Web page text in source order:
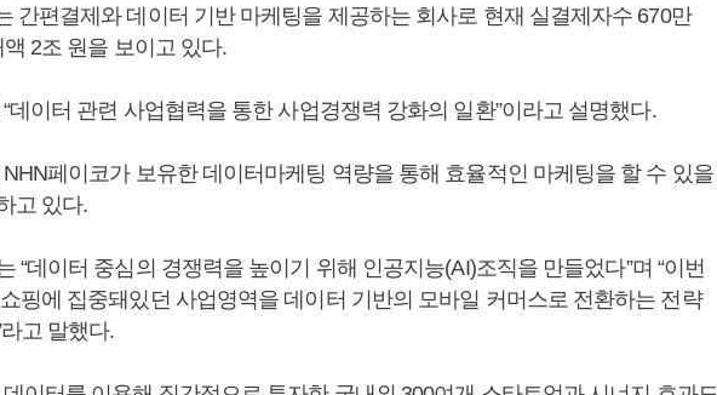
간편결제와 데이터 기반 마케팅을 제공하는 회사로 현재 실결제자수 670만
2조 원을 보이고 있다.
데이터 관련 사업협력을 통한 사업경쟁력 강화의 일환”이라고 설명했다.
페이코가 보유한 데이터마케팅 역량을 통해 효율적인 마케팅을 할 수 있을
고 있다.
“데이터 중심의 경쟁력을 높이기 위해 인공지능(AI)조직을 만들었다”며 “이번
핑에 집중돼있던 사업영역을 데이터 기반의 모바일 커머스로 전환하는 전략
고 말했다.